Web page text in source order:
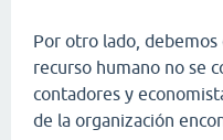
Por otro lado,
recurso humano no se
contadores y
de la organización